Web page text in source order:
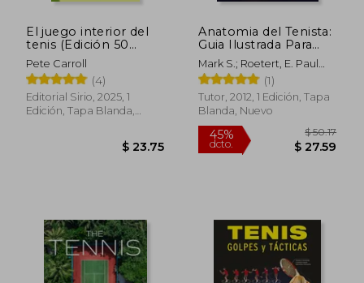
El juego interior del
tenis (Edición 50
aniversario)
Pete Carroll
(4)
Editorial Sirio, 2025, 1
Edición, Tapa Blanda,
$ 23.75
Anatomia del Tenista:
Guia Ilustrada Para
Mejorar la Fuerza, la v
Elocidad, la Potencia
y la Agilidad del
Tenista
Mark S.; Roetert, E. Paul
Kovacs
(1)
Tutor, 2012, 1 Edición, Tapa
Blanda, Nuevo
45%
dcto.